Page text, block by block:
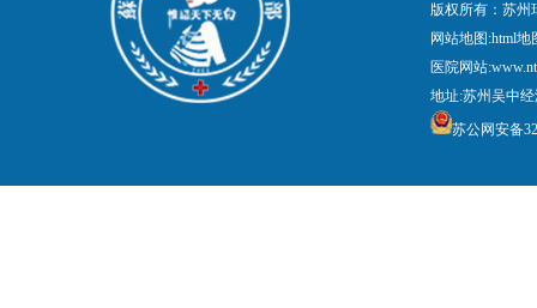
版权所有：苏
网站地图:html地
医院网站
地址:苏州吴中
苏公网安备